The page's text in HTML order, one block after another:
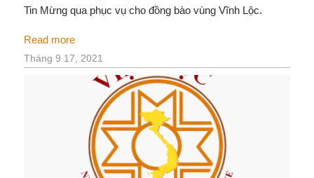
Tin Mừng qua phục vụ cho đồng bào vùng Vĩnh Lộc.
Read more
Tháng 9 17, 2021